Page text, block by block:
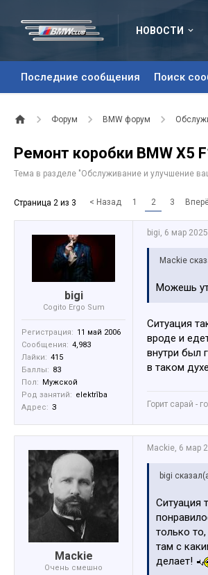
НОВОСТИ
Последние сообщения Поиск
Форум BMW форум
Ремонт коробки BMW X5
Тема в разделе "Обслуживание и улучшение
Страница 2 из 3 < Назад 1 2 3
bigi
Cogito Ergo Sum
Регистрация: 11 май 2006
Сообщения: 4,983
Лайки: 415
Баллы: 83
Пол: Мужской
Род занятий: elektrība
Адрес: З
bigi, 6 мар 2025
Mackie
Можешь
Ситуация
вроде и
внутри был
в таком
Горит сарай -
Mackie
Очень смешно
Mackie, 6 мар
bigi
Ситуация
только
там с
делает!